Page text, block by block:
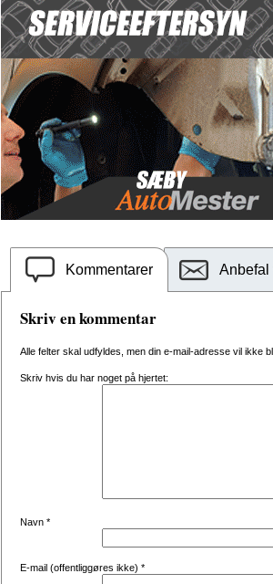
Kommentarer Anbefal
Skriv en kommentar
Alle felter skal udfyldes, men din e-mail-adresse vil ikke
Skriv hvis du har noget på hjertet:
Navn *
E-mail (offentliggøres ikke) *